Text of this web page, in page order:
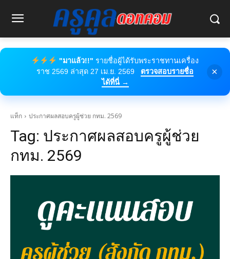
"มาแล้ว!!" รายชื่อผู้ได้รับพระราชทานเครื่อง
ราช 2569 ล่าสุด 27 เม.ย. 2569
ตรวจสอบรายชื่อ
ได้ที่นี่ →
×
แท็ก ประกาศผลสอบครูผู้ช่วย กทม. 2569
Tag: ประกาศผลสอบครูผู้ช่วย
กทม. 2569